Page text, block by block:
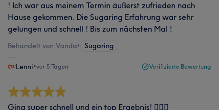
! Ich war aus meinem Termin äußerst zufrieden nach
Hause gekommen. Die Sugaring Erfahrung war sehr
gelungen und schnell ! Bis zum nächsten Mal !
Behandelt von Vanda• Sugaring
Lenni•vor 5 Tagen Verifizierte Bewertung
Ging super schnell und ein top Ergebnis! 👌🏼👙